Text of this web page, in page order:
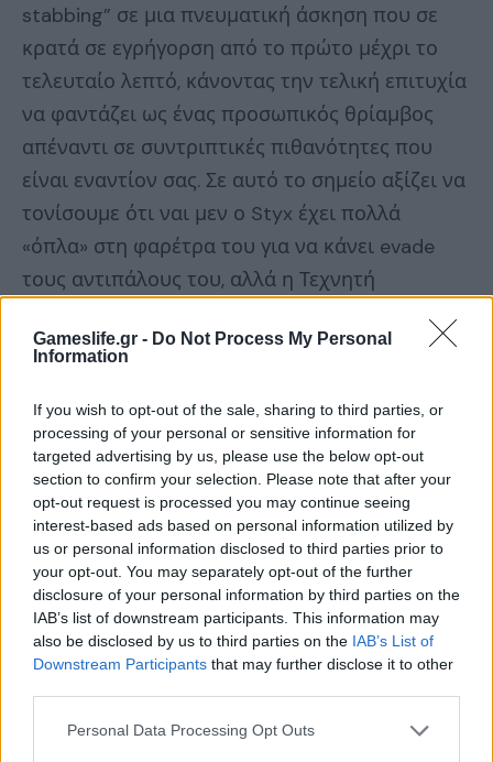
Gameslife.gr - Do Not Process My Personal
Information
If you wish to opt-out of the sale, sharing to third parties, or
processing of your personal or sensitive information for
targeted advertising by us, please use the below opt-out
section to confirm your selection. Please note that after your
opt-out request is processed you may continue seeing
interest-based ads based on personal information utilized by
us or personal information disclosed to third parties prior to
your opt-out. You may separately opt-out of the further
disclosure of your personal information by third parties on the
IAB’s list of downstream participants. This information may
also be disclosed by us to third parties on the IAB’s List of
Downstream Participants that may further disclose it to other
Personal Data Processing Opt Outs
stabbing” σε μια πνευματική άσκηση που σε
κρατά σε εγρήγορση από το πρώτο μέχρι το
τελευταίο λεπτό, κάνοντας την τελική επιτυχία
να φαντάζει ως ένας προσωπικός θρίαμβος
απέναντι σε συντριπτικές πιθανότητες που
είναι εναντίον σας. Σε αυτό το σημείο αξίζει να
τονίσουμε ότι ναι μεν ο Styx έχει πολλά
«όπλα» στη φαρέτρα του για να κάνει evade
τους αντιπάλους του, αλλά η Τεχνητή
απρόβλεπτη από ποτέ! Ειδικότερα,
απλώς προκαθορισμένες διαδρομές, αλλά
αντιδρούν σε σβησμένα φώτα, ανοιχτές πόρτες
και περίεργους θορύβους, συνεργαζόμενοι για
να ερευνήσουν κάθε πιθανή κρυψώνα, γεγονός
που καθιστά το “Trial and Error” μια οργανική
και άκρως εθιστική διαδικασία.
Beautifulbut…flawed!